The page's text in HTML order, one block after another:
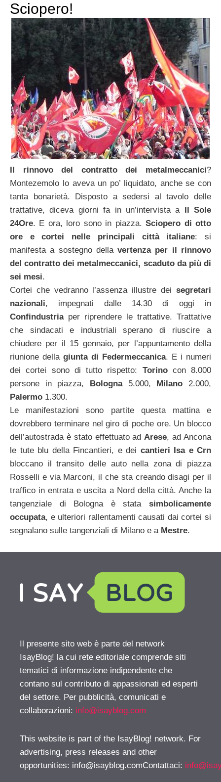
Sciopero!
Il rinnovo del contratto dei metalmeccanici?
Montezemolo lo aveva un po’ liquidato, anche se con
tanta bonarietà. Disposto a sedersi al tavolo delle
trattative, diceva giorni fa in un’intervista a
Il Sole
24Ore. E ora, loro sono in piazza.Sciopero di otto
ore e cortei nelle principali città italiane: si
manifesta a sostegno dellavertenza per il rinnovo
del contratto dei metalmeccanici, scaduto da più di
sei mesi.
Cortei che vedranno l’assenza illustre dei segretari
nazionali, impegnati dalle 14.30 di oggi in
Confindustriaper riprendere le trattative. Trattative
che sindacati e industriali sperano di riuscire a
chiudere per il 15 gennaio, per l’appuntamento della
riunione della giunta di Federmeccanica. E i numeri
dei cortei sono di tutto rispetto: Torinocon 8.000
persone in piazza,
Bologna5.000, Milano 2.000,
Palermo 1.300.
Le manifestazioni sono partite questa mattina e
dovrebbero terminare nel giro di poche ore. Un blocco
dell’autostrada è stato effettuato adArese, ad Ancona
le tute blu della Fincantieri, e dei cantieri Isa e Crn
bloccano il transito delle auto nella zona di piazza
Rosselli e via Marconi, il che sta creando disagi per il
traffico in entrata e uscita a Nord della città. Anche la
tangenziale di Bologna è stata simbolicamente
occupata, e ulteriori rallentamenti causati dai cortei si
segnalano sulle tangenziali di Milano e a Mestre.
Il presente sito web è parte del network
IsayBlog! la cui rete editoriale comprende siti
tematici di informazione indipendente che
contano sul contributo di appassionati ed esperti
del settore. Per pubblicità, comunicati e
collaborazioni: info@isayblog.com
This website is part of the IsayBlog! network. For
advertising, press releases and other
opportunities: info@isayblog.comContattaci: